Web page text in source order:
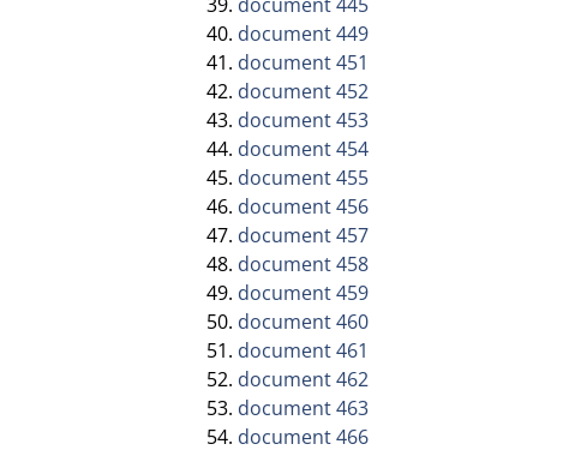
document 449
document 451
document 452
document 453
document 454
document 455
document 456
document 457
document 458
document 459
document 460
document 461
document 462
document 463
document 466